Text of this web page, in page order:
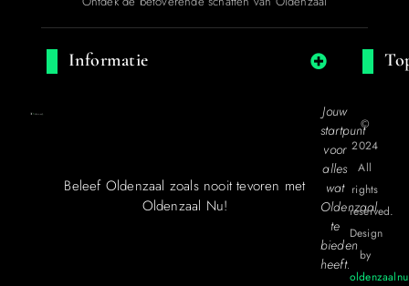
Informatie
Beleef Oldenzaal zoals nooit tevoren met
Oldenzaal Nu!
Jouw
startpunt
voor
alles
wat
Oldenzaal
te
bieden
heeft.
©
2024
All
rights
reserved.
Design
by